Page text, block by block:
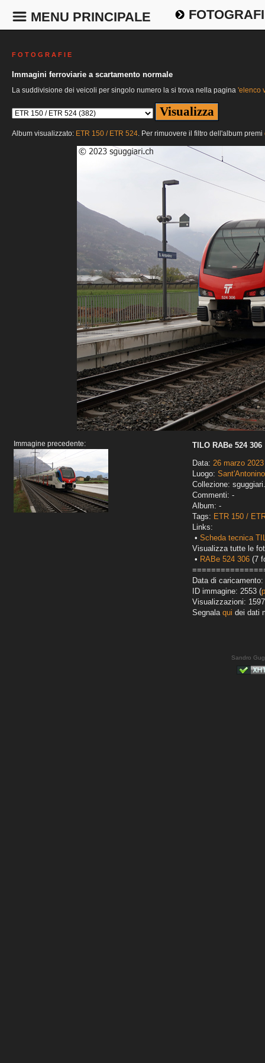
MENU PRINCIPALE
F O T O G R A F I E
Immagini ferroviarie a scartamento normale
La suddivisione dei veicoli per singolo numero la si trova nella pagina 'elenco
Album visualizzato: ETR 150 / ETR 524. Per rimuovere il filtro dell'album premi
Immagine precedente:
TILO RABe 524 306
Data: 26 marzo 2023
Luogo: Sant'Antonino
Collezione:
Commenti: -
Album: -
Tags: ETR 150 /
Links:
• Scheda tecnica
Visualizza tutte le
• RABe 524 306 (7
Data di
ID immagine: 2553 (
Visualizzazioni: 1597
Segnala qui dei dati
Sandro